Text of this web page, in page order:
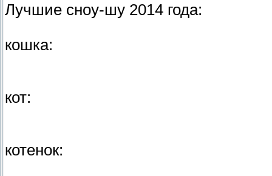
Лучшие сноу-шу 2014 года:
кошка:
кот:
котенок: